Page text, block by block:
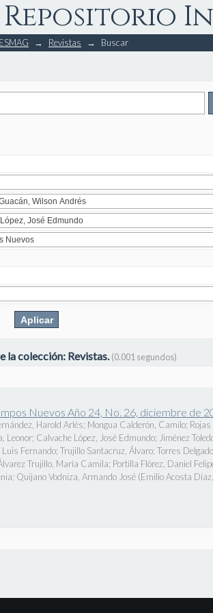
Repositorio
→ Revistas → Buscar
la colección: Revistas.(0.001 segundos)
Nuevos Año 24, No. 26, diciembre de
Harold Arlés; Mongua Calderón, Camilo; Rojas
Leonor; Calvache López, José Edmundo; Jiménez
Luis Fernando; Trujillo Santacruz, Álvaro; Torres
Trujillo, María Camila; Portilla Flórez, Daniel
; Quijano Vodniza, Armando José (Emilio Acosta Díaz